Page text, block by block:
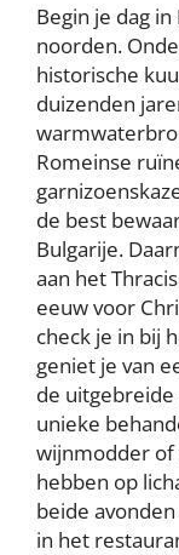
Begin je dag
noorden.
historische
duizenden
Romeinse
de best
Bulgarije.
aan het
eeuw voor
check je in bij
geniet je van
de
unieke
wijnmodder of
hebben op
beide
in het